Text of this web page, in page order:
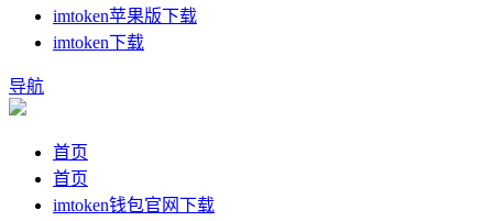
imtoken苹果版下载
imtoken下载
导航
首页
首页
imtoken钱包官网下载